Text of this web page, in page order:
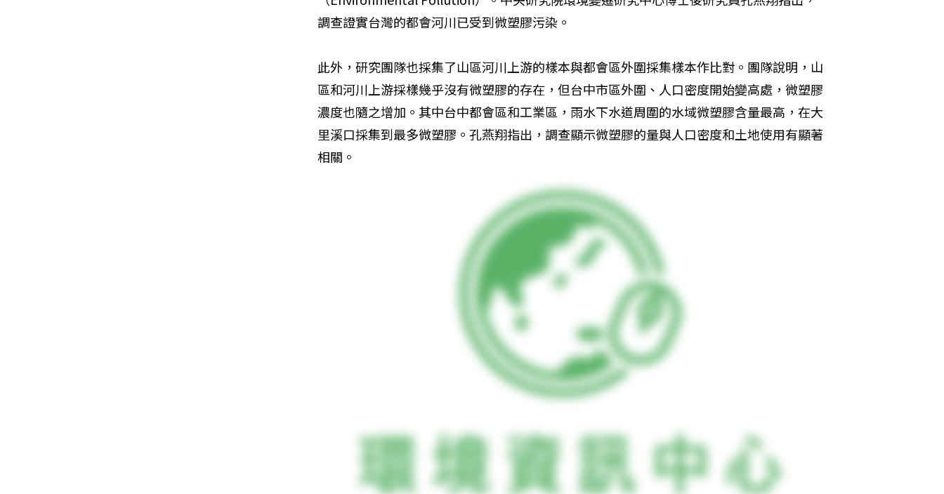
調查證實台灣的都會河川已受到微塑膠污染。
此外，研究團隊也採集了山區河川上游的樣本與都會區外圍採集樣本作比對。團隊說明，山
區和河川上游採樣幾乎沒有微塑膠的存在，但台中市區外圍、人口密度開始變高處，微塑膠
濃度也隨之增加。其中台中都會區和工業區，雨水下水道周圍的水域微塑膠含量最高，在大
里溪口採集到最多微塑膠。孔燕翔指出，調查顯示微塑膠的量與人口密度和土地使用有顯著
相關。